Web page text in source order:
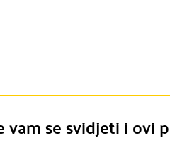
vam se svidjeti i ovi